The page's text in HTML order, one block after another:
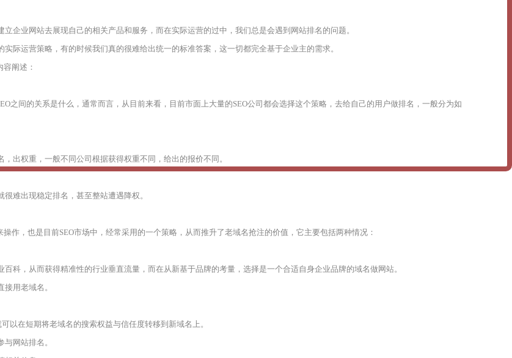
企业网站去展现自己的相关产品和服务，而在实际运营的过中，我们总是会遇到网站排名的问题。
际运营策略，有的时候我们真的很难给出统一的标准答案，这一切都完全基于企业主的需求。
阐述：
之间的关系是什么，通常而言，从目前来看，目前市面上大量的SEO公司都会选择这个策略，去给自己的用户做排名，一般分为如
出权重，一般不同公司根据获得权重不同，给出的报价不同。
难出现稳定排名，甚至整站遭遇降权。
作，也是目前SEO市场中，经常采用的一个策略，从而推升了老域名抢注的价值，它主要包括两种情况：
科，从而获得精准性的行业垂直流量，而在从新基于品牌的考量，选择是一个合适自身企业品牌的域名做网站。
用老域名。
以在短期将老域名的搜索权益与信任度转移到新域名上。
网站排名。